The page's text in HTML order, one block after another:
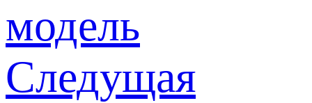
модель
Следущая